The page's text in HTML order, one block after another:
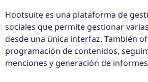
Hootsuite es una plataforma de
sociales que permite gestionar
desde una única interfaz. También
programación de contenidos,
menciones y generación de